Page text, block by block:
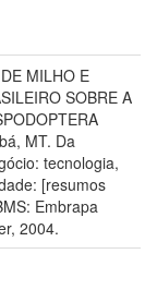
MILHO E
SOBRE A
MT. Da
tecnologia,
[resumos
Embrapa
2004.